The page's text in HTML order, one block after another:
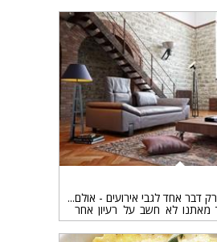
דבר אחד לגבי אירועים - אולם
מאתנו לא חשב על רעיון אחר
יש כל כך המון מקומות
וילה לאירועים....